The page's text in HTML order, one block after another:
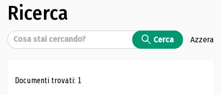
Ricerca
Cerca Cerca Azzera
Risultati di ricerca
Documenti trovati: 1